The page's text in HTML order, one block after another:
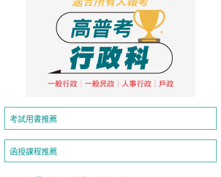
考試用書推薦
函授課程推薦